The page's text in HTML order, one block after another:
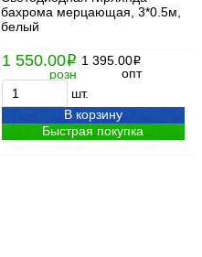
бахрома мерцающая, 3*0.5м,
белый
1 550.00i
розн
1 395.00i
опт
шт.
В корзину
Быстрая покупка